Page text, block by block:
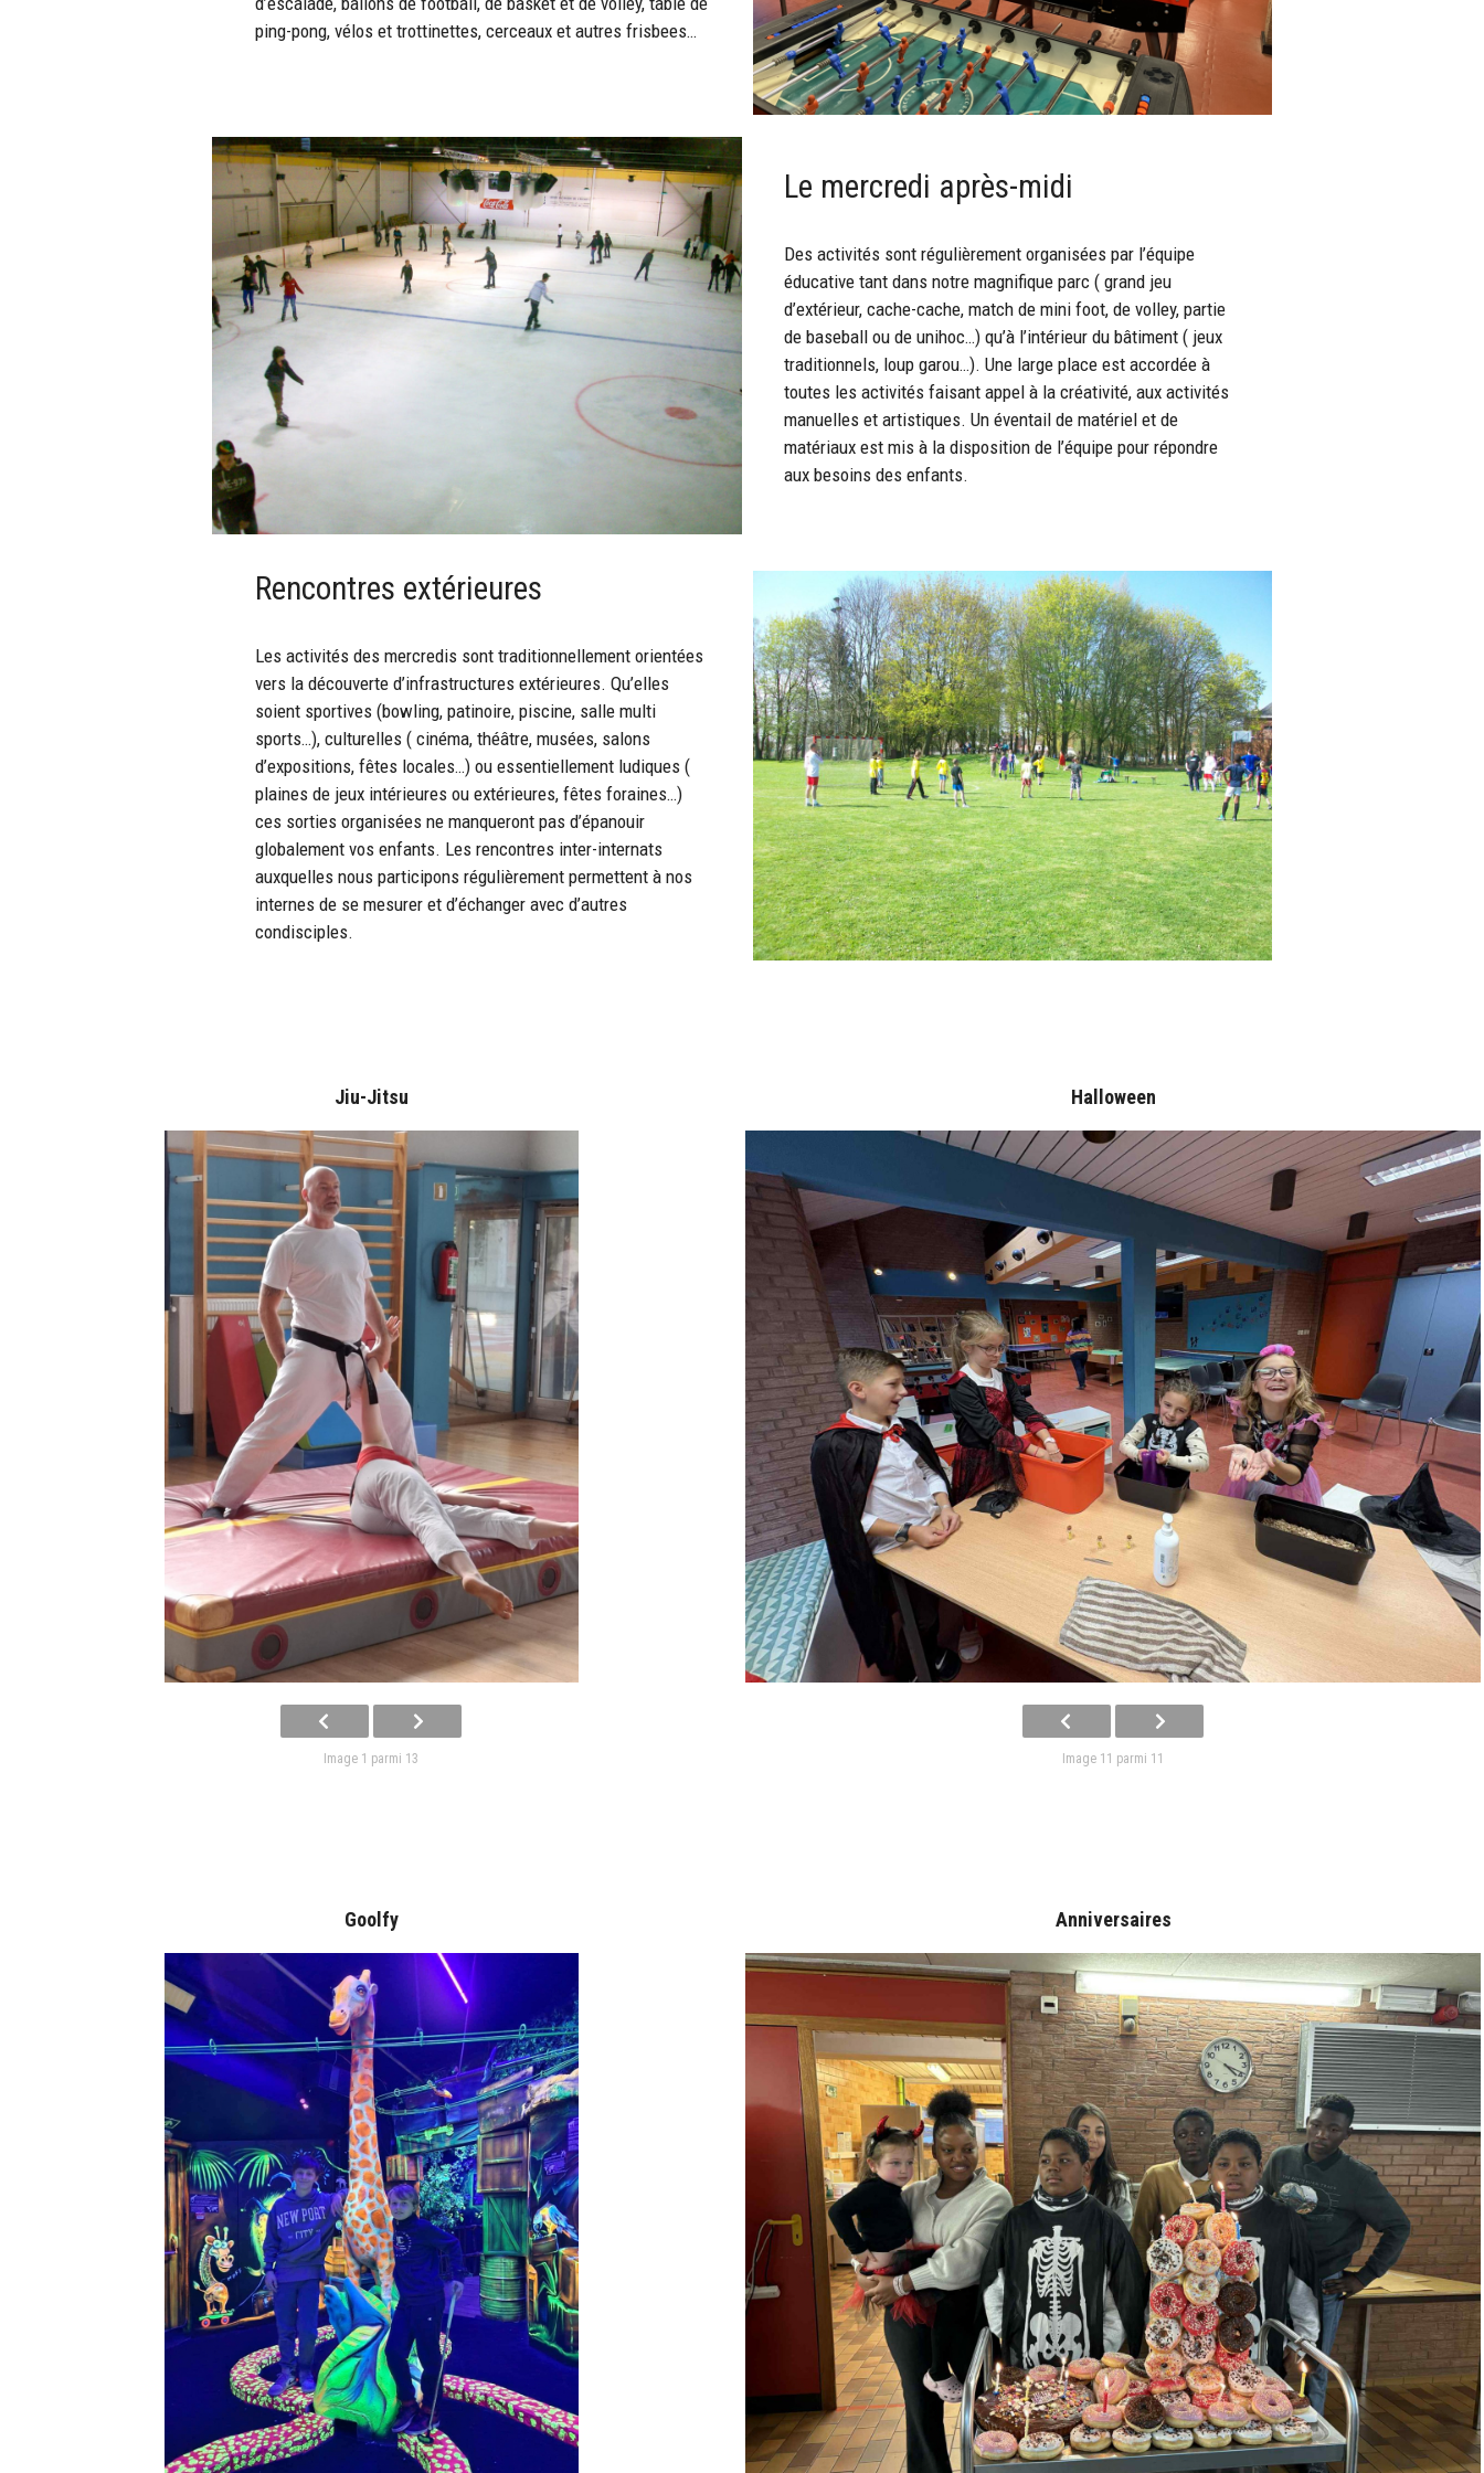
ping-pong, vélos et trottinettes, cerceaux et autres frisbees…
Le mercredi après-midi
Des activités sont régulièrement organisées par l’équipe
éducative tant dans notre magnifique parc ( grand jeu
d’extérieur, cache-cache, match de mini foot, de volley, partie
de baseball ou de unihoc…) qu’à l’intérieur du bâtiment ( jeux
traditionnels, loup garou…). Une large place est accordée à
toutes les activités faisant appel à la créativité, aux activités
manuelles et artistiques. Un éventail de matériel et de
matériaux est mis à la disposition de l’équipe pour répondre
aux besoins des enfants.
Rencontres extérieures
Les activités des mercredis sont traditionnellement orientées
vers la découverte d’infrastructures extérieures. Qu’elles
soient sportives (bowling, patinoire, piscine, salle multi
sports…), culturelles ( cinéma, théâtre, musées, salons
d’expositions, fêtes locales…) ou essentiellement ludiques (
plaines de jeux intérieures ou extérieures, fêtes foraines…)
ces sorties organisées ne manqueront pas d’épanouir
globalement vos enfants. Les rencontres inter-internats
auxquelles nous participons régulièrement permettent à nos
internes de se mesurer et d’échanger avec d’autres
condisciples.
Jiu-Jitsu
Image 1 parmi 13
Halloween
Image 11 parmi 11
Goolfy Anniversaires